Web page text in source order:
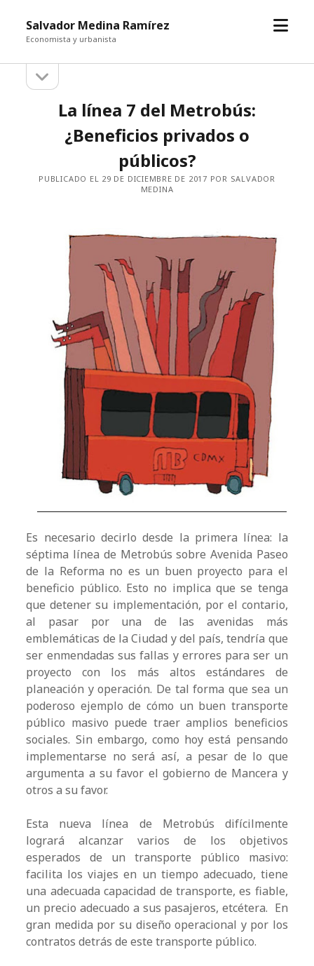
Salvador Medina Ramírez
Economista y urbanista
abrir
Barra
la
lateralLa línea 7 del Metrobús:
¿Beneficios privados o
públicos?
PUBLICADO EL 29 DE DICIEMBRE DE 2017 POR SALVADOR
MEDINA
Es necesario decirlo desde la primera línea: la
séptima línea de Metrobús sobre Avenida Paseo
de la Reforma no es un buen proyecto para el
beneficio público. Esto no implica que se tenga
que detener su implementación, por el contario,
al pasar por una de las avenidas más
emblemáticas de la Ciudad y del país, tendría que
ser enmendadas sus fallas y errores para ser un
proyecto con los más altos estándares de
planeación y operación. De tal forma que sea un
poderoso ejemplo de cómo un buen transporte
público masivo puede traer amplios beneficios
sociales. Sin embargo, como hoy está pensando
implementarse no será así, a pesar de lo que
argumenta a su favor el gobierno de Mancera y
otros a su favor.
Esta nueva línea de Metrobús difícilmente
logrará alcanzar varios de los objetivos
esperados de un transporte público masivo:
facilita los viajes en un tiempo adecuado, tiene
una adecuada capacidad de transporte, es fiable,
un precio adecuado a sus pasajeros, etcétera. En
gran medida por su diseño operacional y por los
contratos detrás de este transporte público.